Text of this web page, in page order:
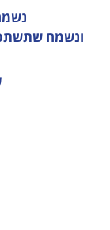
ונשמח